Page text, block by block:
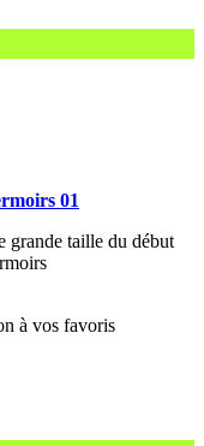
01
grande taille du début